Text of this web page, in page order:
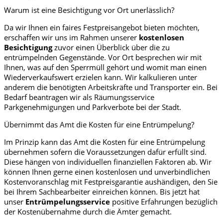
Warum ist eine Besichtigung vor Ort unerlässlich?
Da wir Ihnen ein faires Festpreisangebot bieten möchten,
erschaffen wir uns im Rahmen unserer kostenlosen
Besichtigungzuvor einen Überblick über die zu
entrümpelnden Gegenstände. Vor Ort besprechen wir mit
Ihnen, was auf den Sperrmüll gehört und womit man einen
Wiederverkaufswert erzielen kann. Wir kalkulieren unter
anderem die benötigten Arbeitskräfte und Transporter ein. Bei
Bedarf beantragen wir als Räumungsservice
Parkgenehmigungen und Parkverbote bei der Stadt.
Übernimmt das Amt die Kosten für eine Entrümpelung?
Im Prinzip kann das Amt die Kosten für eine Entrümpelung
übernehmen sofern die Voraussetzungen dafür erfüllt sind.
Diese hängen von individuellen finanziellen Faktoren ab. Wir
können Ihnen gerne einen kostenlosen und unverbindlichen
Kostenvoranschlag mit Festpreisgarantie aushändigen, den Sie
bei Ihrem Sachbearbeiter einreichen können. Bis jetzt hat
unser Entrümpelungsservice positive Erfahrungen bezüglich
der Kostenübernahme durch die Ämter gemacht.